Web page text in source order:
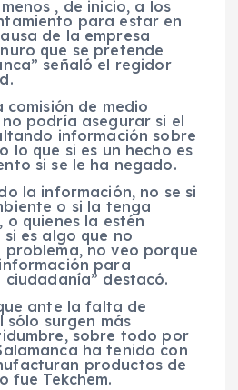
, de inicio, a los
para estar en
de la empresa
que se pretende
señaló el regidor
comisión de medio
podría asegurar si el
información sobre
lo que si es un hecho es
si se le ha negado.
la información, no se si
o si la tenga
quienes la estén
es algo que no
no veo porque
para
destacó.
ante la falta de
surgen más
sobre todo por
ha tenido con
productos de
fue Tekchem.